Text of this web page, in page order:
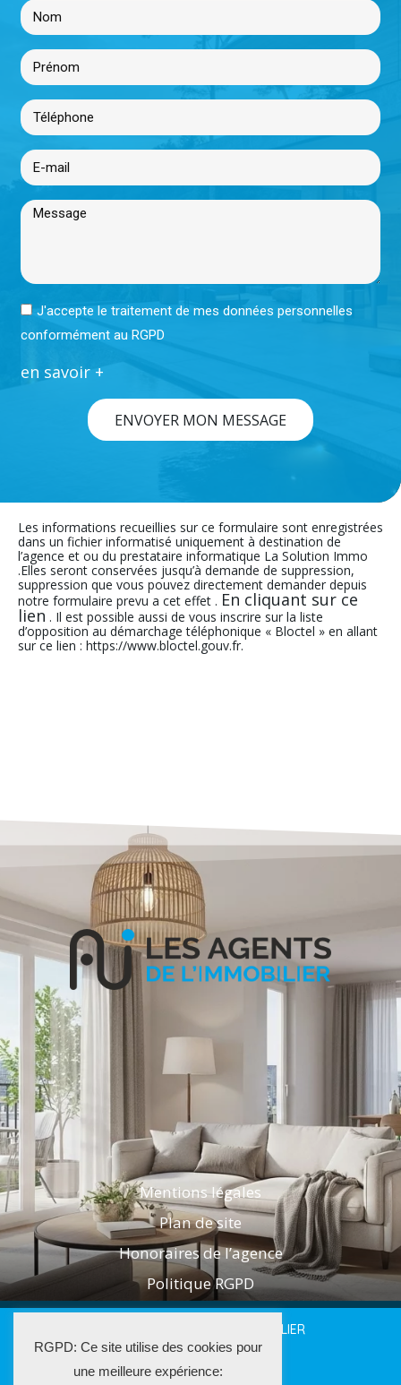
J'accepte le traitement de mes données personnelles
conformément au RGPD
en savoir +
ENVOYER MON MESSAGE
Les informations recueillies sur ce formulaire sont enregistrées
dans un fichier informatisé uniquement à destination de
l’agence et ou du prestataire informatique La Solution Immo
.Elles seront conservées jusqu’à demande de suppression,
suppression que vous pouvez directement demander depuis
notre formulaire prevu a cet effet . En cliquant sur ce
lien . Il est possible aussi de vous inscrire sur la liste
d’opposition au démarchage téléphonique « Bloctel » en allant
sur ce lien : https://www.bloctel.gouv.fr.
Mentions légales
Plan de site
Honoraires de l’agence
Politique RGPD
2025 LES AGENTS DE L'IMMOBILIER
La Solution Immo
RGPD: Ce site utilise des cookies pour
une meilleure expérience: